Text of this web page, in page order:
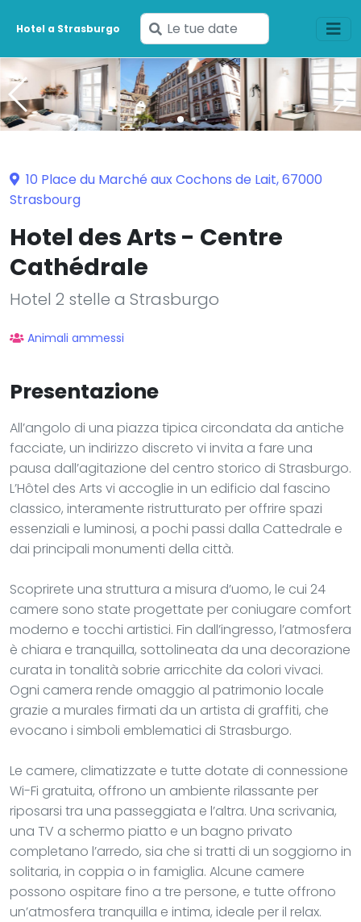
Hotel a Strasburgo
Inserisci
le
tue
date
10 Place du Marché aux Cochons de Lait, 67000
Strasbourg
Hotel des Arts - Centre
Cathédrale
Hotel 2 stelle a Strasburgo
Animali ammessi
Presentazione
All’angolo di una piazza tipica circondata da antiche
facciate, un indirizzo discreto vi invita a fare una
pausa dall’agitazione del centro storico di Strasburgo.
L’Hôtel des Arts vi accoglie in un edificio dal fascino
classico, interamente ristrutturato per offrire spazi
essenziali e luminosi, a pochi passi dalla Cattedrale e
dai principali monumenti della città.
Scoprirete una struttura a misura d’uomo, le cui 24
camere sono state progettate per coniugare comfort
moderno e tocchi artistici. Fin dall’ingresso, l’atmosfera
è chiara e tranquilla, sottolineata da una decorazione
curata in tonalità sobrie arricchite da colori vivaci.
Ogni camera rende omaggio al patrimonio locale
grazie a murales firmati da un artista di graffiti, che
evocano i simboli emblematici di Strasburgo.
Le camere, climatizzate e tutte dotate di connessione
Wi-Fi gratuita, offrono un ambiente rilassante per
riposarsi tra una passeggiata e l’altra. Una scrivania,
una TV a schermo piatto e un bagno privato
completano l’arredo, sia che si tratti di un soggiorno in
solitaria, in coppia o in famiglia. Alcune camere
possono ospitare fino a tre persone, e tutte offrono
un’atmosfera tranquilla e intima, ideale per il relax.